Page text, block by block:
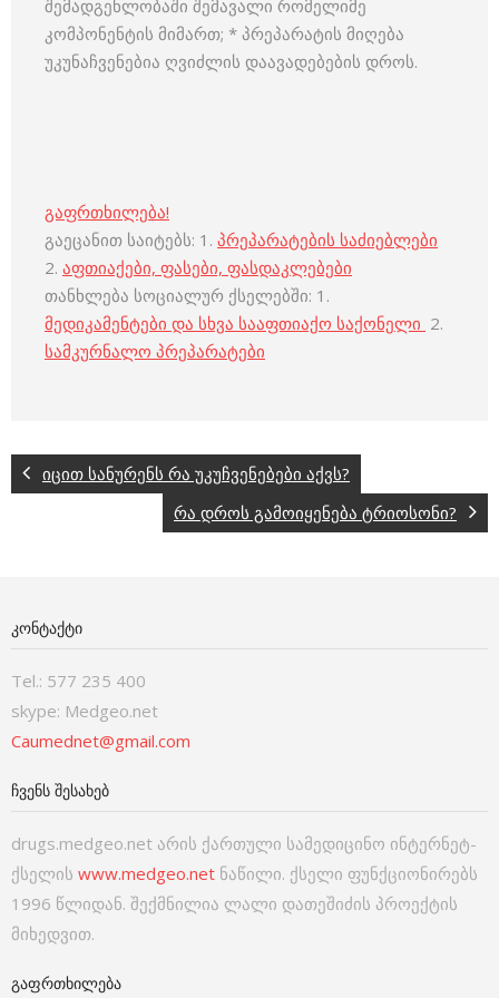
შემადგენლობაში შემავალი რომელიმე
კომპონენტის მიმართ; * პრეპარატის მიღება
უკუნაჩვენებია ღვიძლის დაავადებების დროს.
გაფრთხილება!
გაეცანით საიტებს: 1. პრეპარატების საძიებლები
2. აფთიაქები, ფასები, ფასდაკლებები
თანხლება სოციალურ ქსელებში: 1.
მედიკამენტები და სხვა სააფთიაქო საქონელი 2.
სამკურნალო პრეპარატები
იცით სანურენს რა უკუჩვენებები აქვს?
რა დროს გამოიყენება ტრიოსონი?
ᲙᲝᲜᲢᲐᲥᲢᲘ
Tel.: 577 235 400
skype: Medgeo.net
Caumednet@gmail.com
ᲩᲕᲔᲜᲡ ᲨᲔᲡᲐᲮᲔᲑ
drugs.medgeo.net არის ქართული სამედიცინო ინტერნეტ-
ქსელის www.medgeo.net ნაწილი. ქსელი ფუნქციონირებს
1996 წლიდან. შექმნილია ლალი დათეშიძის პროექტის
მიხედვით.
ᲒᲐᲤᲠᲗᲮᲘᲚᲔᲑᲐ